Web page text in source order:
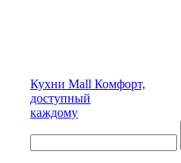
Кухни Mall Комфорт,
доступный
каждому